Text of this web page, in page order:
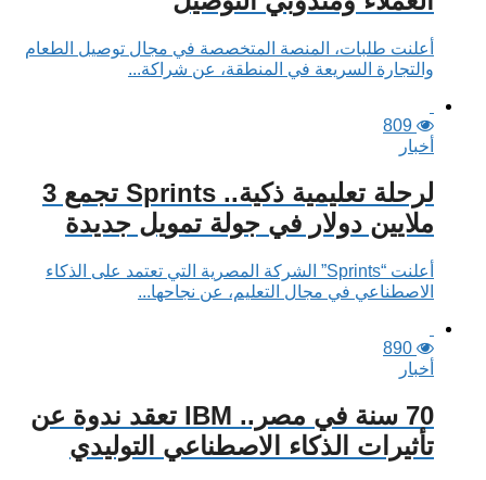
أعلنت طلبات، المنصة المتخصصة في مجال توصيل الطعام
والتجارة السريعة في المنطقة، عن شراكة...
809
أخبار
لرحلة تعليمية ذكية.. Sprints تجمع 3
ملايين دولار في جولة تمويل جديدة
أعلنت “Sprints” الشركة المصرية التي تعتمد على الذكاء
الاصطناعي في مجال التعليم، عن نجاحها...
890
أخبار
70 سنة في مصر.. IBM تعقد ندوة عن
تأثيرات الذكاء الاصطناعي التوليدي